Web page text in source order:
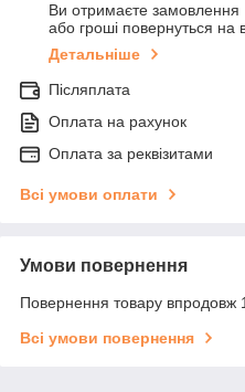
Ви отримаєте замовлення
або гроші повернуться на
Детальніше
Післяплата
Оплата на рахунок
Оплата за реквізитами
Всі умови оплати
Умови повернення
Повернення товару впродовж
Всі умови повернення